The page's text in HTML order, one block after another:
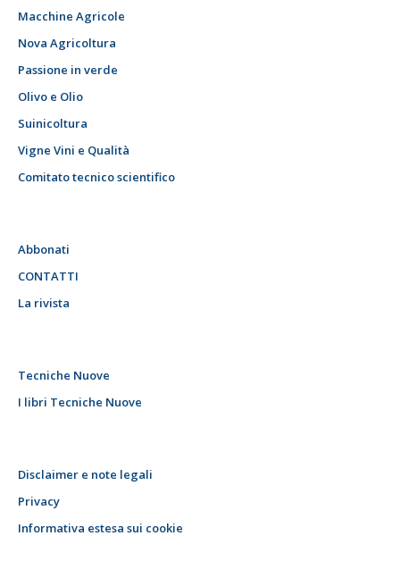
Macchine Agricole
Nova Agricoltura
Passione in verde
Olivo e Olio
Suinicoltura
Vigne Vini e Qualità
Comitato tecnico scientifico
Abbonati
CONTATTI
La rivista
Tecniche Nuove
I libri Tecniche Nuove
Disclaimer e note legali
Privacy
Informativa estesa sui cookie